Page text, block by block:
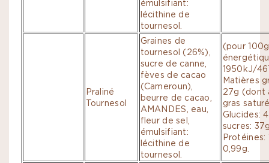
émulsifiant:
lécithine de
tournesol.
Praliné
Tournesol
Graines de
tournesol (26%),
sucre de canne,
fèves de cacao
(Cameroun),
beurre de cacao,
AMANDES, eau,
fleur de sel,
émulsifiant:
lécithine de
tournesol.
(pour
1950kJ/
Matières
27g (dont
gras
Glucides:
sucres:
Protéines:
0,99g.